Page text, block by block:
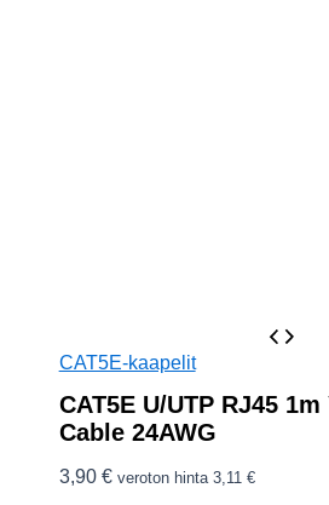
CAT5E-kaapelit
CAT5E U/UTP RJ45
Cable 24AWG
3,90 € veroton hinta 3,11 €